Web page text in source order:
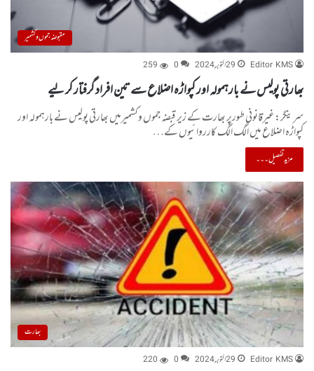
مقبوضہ جموں و کشمیر
Editor KMS
29 اکتوبر, 2024 0
259
بھارتی پولیس نے بارہمولہ اور کپواڑہ اضلاع سے تین افراد گرفتار کر لیے
سرینگر:غیرقانونی طورپر بھارت کے زیر قبضہ جموں وکشمیرمیں بھارتی پولیس نے بارہمولہ اور
کپواڑہ اضلاع میں الگ الگ کارروائیوں کے…
مزید تفصیل۔۔۔
بھارت
Editor KMS
29 اکتوبر, 2024 0
220